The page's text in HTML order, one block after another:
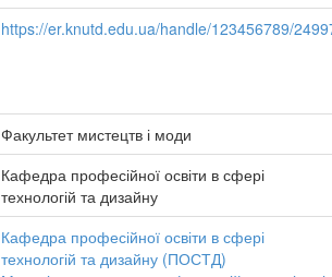
https://er.knutd.edu.ua/handle/123456789/
Факультет мистецтв і моди
Кафедра професійної освіти в сфері
технологій та дизайну
Кафедра професійної освіти в сфері
технологій та дизайну (ПОСТД)